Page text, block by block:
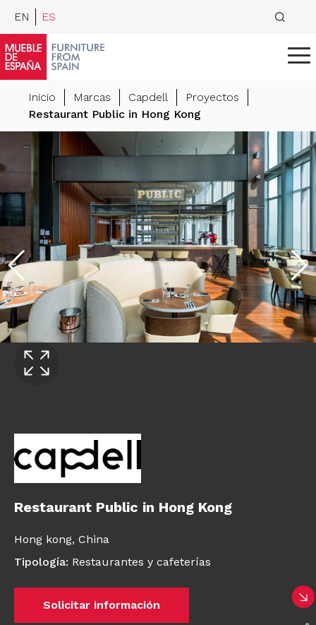
EN ES
Inicio Marcas Capdell
Proyectos
Restaurant Public in Hong Kong
Restaurant Public in Hong Kong
Hong kong, China
Tipología: Restaurantes y cafeterías
Solicitar información